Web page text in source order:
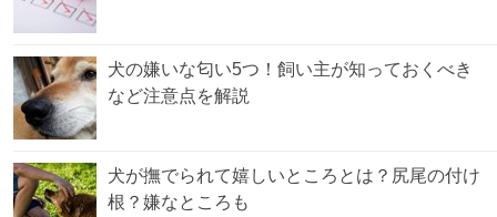
犬の嫌いな匂い5つ！飼い主が知っておくべき
など注意点を解説
犬が撫でられて嬉しいところとは？尻尾の付け
根？嫌なところも